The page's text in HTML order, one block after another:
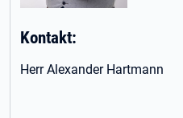
Kontakt:
Herr Alexander Hartmann